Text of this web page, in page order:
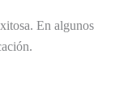
En algunos